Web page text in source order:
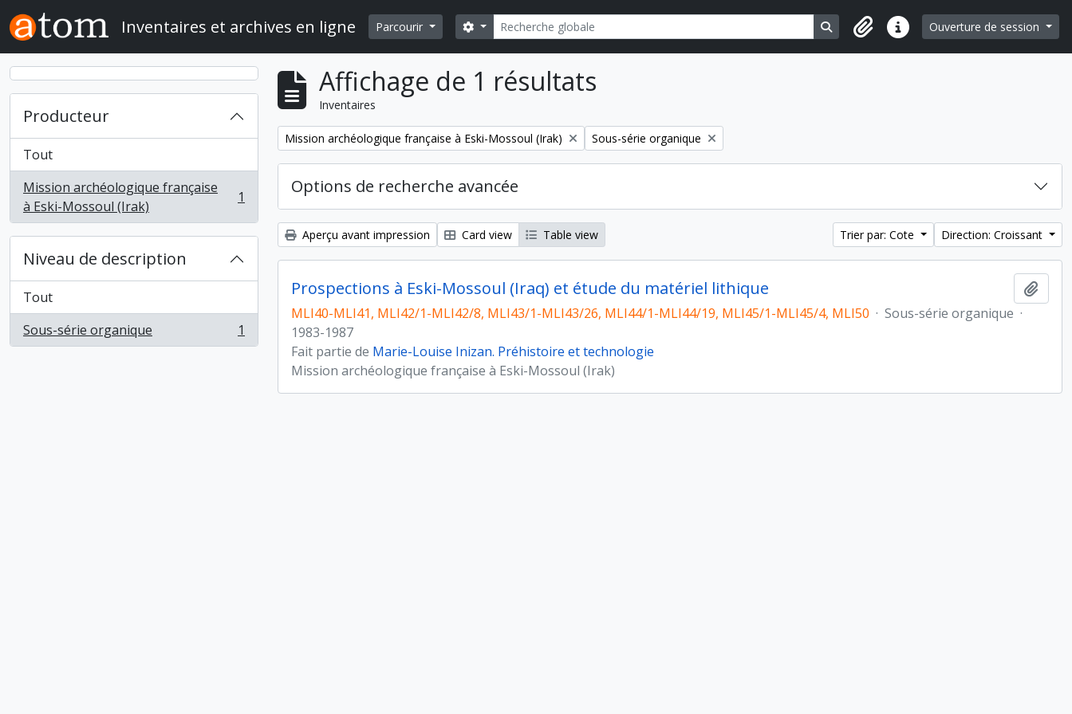
Skip to main content
Inventaires et archives en ligne Parcourir Rechercher
Search options Search in browse page
Liens rapidesOuverture de session
Producteur
Tout
Mission archéologique française
à Eski-Mossoul (Irak)
, 1 résultats 1
Niveau de description
Tout
Sous-série organique
, 1 résultats 1
Affichage de 1 résultats
Inventaires
Remove filter:
Mission archéologique française à Eski-Mossoul (Irak) Remove filter:
Sous-série organique
Options de recherche avancée
Aperçu avant impression Card view Table view Trier par: Cote Direction: Croissant
Prospections à Eski-Mossoul (Iraq) et étude du matériel lithique
MLI40-MLI41, MLI42/1-MLI42/8, MLI43/1-MLI43/26, MLI44/1-MLI44/19, MLI45/1-MLI45/4, MLI50 · Sous-série organique ·
1983-1987
Fait partie de Marie-Louise Inizan. Préhistoire et technologie
Mission archéologique française à Eski-Mossoul (Irak)